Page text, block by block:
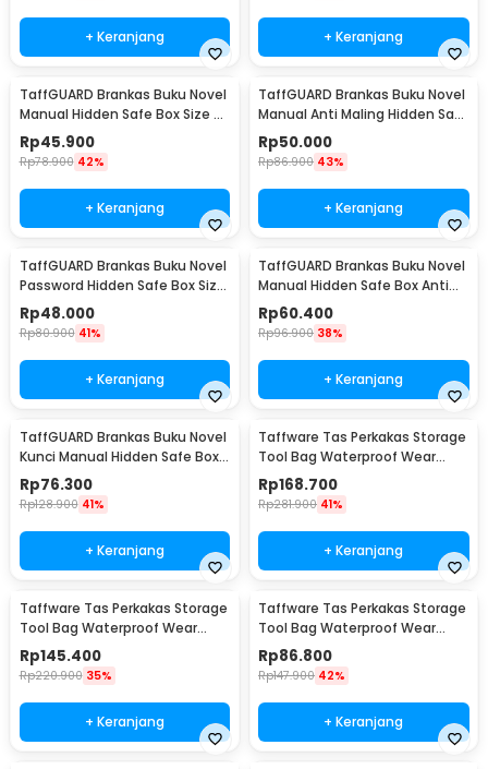
+ Keranjang + Keranjang
TaffGUARD Brankas Buku Novel
Manual Hidden Safe Box Size S
- KB-20L
Rp45.900
Rp78.900 42%
+ Keranjang
TaffGUARD Brankas Buku Novel
Manual Anti Maling Hidden Safe
Box Size S - KB-20L
Rp50.000
Rp86.900 43%
+ Keranjang
TaffGUARD Brankas Buku Novel
Password Hidden Safe Box Size
S - KB-20P
Rp48.000
Rp80.900 41%
+ Keranjang
TaffGUARD Brankas Buku Novel
Manual Hidden Safe Box Anti
Maling Size M - KB-20L
Rp60.400
Rp96.900 38%
+ Keranjang
TaffGUARD Brankas Buku Novel
Kunci Manual Hidden Safe Box
Size L Love - KB-20L
Rp76.300
Rp128.900 41%
+ Keranjang
Taffware Tas Perkakas Storage
Tool Bag Waterproof Wear
Resistant 23 Inch - A02584
Rp168.700
Rp281.900 41%
+ Keranjang
Taffware Tas Perkakas Storage
Tool Bag Waterproof Wear
Resistant 21 Inch - A02584
Rp145.400
Rp220.900 35%
+ Keranjang
Taffware Tas Perkakas Storage
Tool Bag Waterproof Wear
Resistant 18 Inch - A03403
Rp86.800
Rp147.900 42%
+ Keranjang